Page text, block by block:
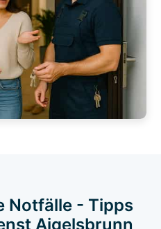
Notfälle - Tipps
Aigelsbrunn